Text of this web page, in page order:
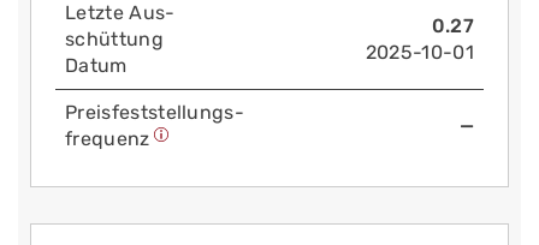
Letzte Aus­
schüttung
Datum
0.27
2025-10-01
Preis­fest­stellungs­
frequenz
—